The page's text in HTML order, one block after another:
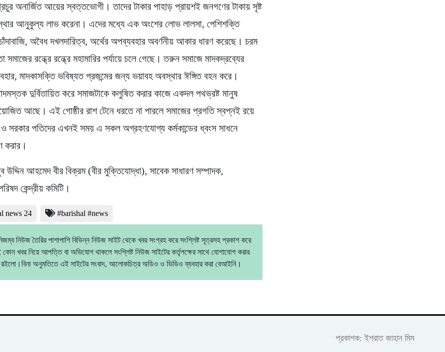
অনার্জিত আয়ের স্বত্তভোগী। তাদের টাকার পাহাড় প্রায়শই জনগণের টাকায় সৃষ্ট
আনুকুল্য লাভ করেনা। এদের মধ্যে এক অংশের লোভ লালসা, পেশিশক্তি
অবৈধ দখলদারিত্ব, অর্থের অপব্যবহার অবর্ণনীয় আকার ধারণ করেছে। চরম
সমাজের রন্ধ্রে রন্ধ্রে মহামারির পর্যায়ে চলে গেছে। তরুন সমাজে মাদকদ্রব্যের
মাদকাসক্তি ভবিষ্যত প্রজন্মের জন্য ভয়াবহ অবস্থার ঈঙ্গিত বহন করে।
দুর্বিতায়িত করে সমাজটাকে কলুষিত করার কাজে একদল পথভ্রষ্ট মানুষ
আছে। এই গোষ্ঠীর রাশ টেনে ধরতে না পারলে সমাজের প্রগতি স্বপ্নই রয়ে
সরকার পতিদের এখনই সময় এ সকল অগ্রহণযোগ্য কর্মকান্ডের ধ্বংস সাধনে
করার।
উদ্দিন আহমেদ বীর বিক্রম (বীর মুক্তিযোদ্ধা), সাবেক সাধারণ সম্পাদক,
কেন্দ্রীয় কমিটি।
news 24 #barishal #news
নিউজ তৈরির পাশাপাশি বিভিন্ন নিউজ সাইট থেকে খবর সংগ্রহ করে সংশ্লিষ্ট সূত্রসহ প্রকাশ করে
কোন খবর নিয়ে আপত্তি বা অভিযোগ থাকলে সংশ্লিষ্ট নিউজ সাইটের কর্তৃপক্ষের সাথে যোগাযোগ করার
অনুমতিতে এই সাইটের সংবাদ, আলোকচিত্র অডিও ও ভিডিও ব্যবহার করা বেআইনি।
প্রকাশক: ইশরাত জাহান মিম